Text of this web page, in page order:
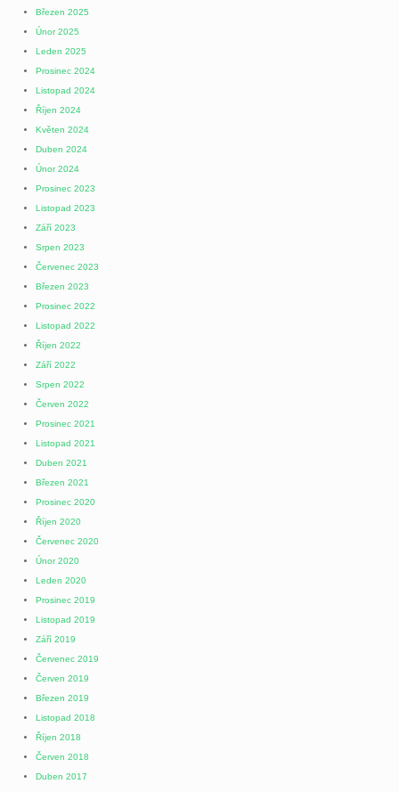
Březen 2025
Únor 2025
Leden 2025
Prosinec 2024
Listopad 2024
Říjen 2024
Květen 2024
Duben 2024
Únor 2024
Prosinec 2023
Listopad 2023
Září 2023
Srpen 2023
Červenec 2023
Březen 2023
Prosinec 2022
Listopad 2022
Říjen 2022
Září 2022
Srpen 2022
Červen 2022
Prosinec 2021
Listopad 2021
Duben 2021
Březen 2021
Prosinec 2020
Říjen 2020
Červenec 2020
Únor 2020
Leden 2020
Prosinec 2019
Listopad 2019
Září 2019
Červenec 2019
Červen 2019
Březen 2019
Listopad 2018
Říjen 2018
Červen 2018
Duben 2017